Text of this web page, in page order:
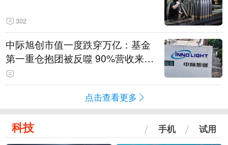
302
中际旭创市值一度跌穿万亿：基金
第一重仓抱团被反噬 90%营收来自
海外存压力
点击查看更多
科技 手机 试用